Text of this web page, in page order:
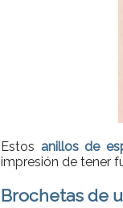
Estos anillos de
impresión de tener
Brochetas de